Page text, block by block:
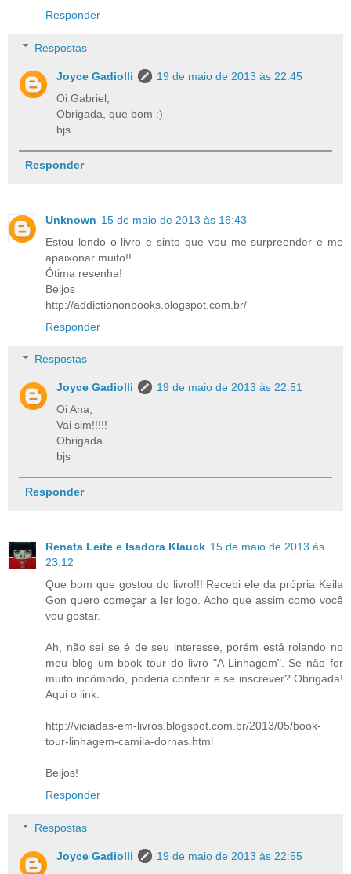
Responder
Respostas
Joyce Gadiolli
19 de maio de 2013 às 22:45
Oi Gabriel,
Obrigada, que bom :)
bjs
Responder
Unknown 15 de maio de 2013 às 16:43
Estou lendo o livro e sinto que vou me surpreender e me
apaixonar muito!!
Ótima resenha!
Beijos
http://addictiononbooks.blogspot.com.br/
Responder
Respostas
Joyce Gadiolli
19 de maio de 2013 às 22:51
Oi Ana,
Vai sim!!!!!
Obrigada
bjs
Responder
Renata Leite e Isadora Klauck 15 de maio de 2013 às
23:12
Que bom que gostou do livro!!! Recebi ele da própria Keila
Gon quero começar a ler logo. Acho que assim como você
vou gostar.
Ah, não sei se é de seu interesse, porém está rolando no
meu blog um book tour do livro "A Linhagem". Se não for
muito incômodo, poderia conferir e se inscrever? Obrigada!
Aqui o link:
http://viciadas-em-livros.blogspot.com.br/2013/05/book-
tour-linhagem-camila-dornas.html
Beijos!
Responder
Respostas
Joyce Gadiolli
19 de maio de 2013 às 22:55